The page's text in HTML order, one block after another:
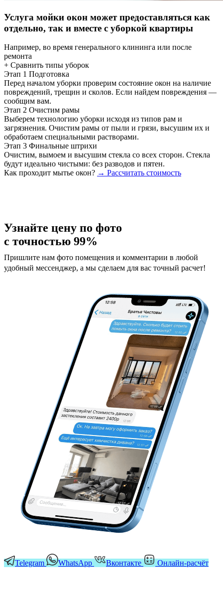
Услуга мойки окон может предоставляться как
отдельно, так и вместе с уборкой квартиры
Например, во время генерального клининга или после
ремонта
+ Сравнить типы уборок
Этап 1 Подготовка
Перед началом уборки проверим состояние окон на наличие
повреждений, трещин и сколов. Если найдем повреждения —
сообщим вам.
Этап 2 Очистим рамы
Выберем технологию уборки исходя из типов рам и
загрязнения. Очистим рамы от пыли и грязи, высушим их и
обработаем специальными растворами.
Этап 3 Финальные штрихи
Очистим, вымоем и высушим стекла со всех сторон. Стекла
будут идеально чистыми: без разводов и пятен.
Как проходит мытье окон? → Рассчитать стоимость
Узнайте цену по фото
с точностью 99%
Пришлите нам фото помещения и комментарии в любой
удобный мессенджер, а мы сделаем для вас точный расчет!
Telegram WhatsApp Вконтакте Онлайн-расчёт